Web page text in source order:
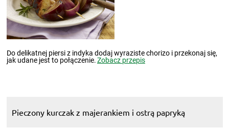
Do delikatnej piersi z indyka dodaj wyraziste chorizo i przekonaj się,
jak udane jest to połączenie.Zobacz przepis
Pieczony kurczak z majerankiem i ostrą papryką